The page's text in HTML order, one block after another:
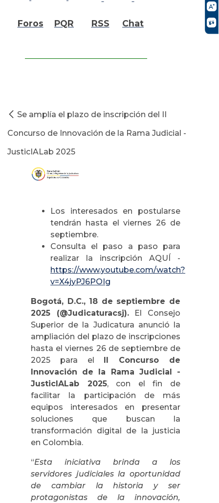
Foros PQR RSS Chat
Se amplía el plazo de inscripción del II
Concurso de Innovación de la Rama Judicial -
JusticIALab 2025
Los interesados en postularse
tendrán hasta el viernes 26 de
septiembre.
Consulta el paso a paso para
realizar la inscripción AQUÍ -
https://www.youtube.com/watch?
v=X4jyPJ6POIg
Bogotá, D.C., 18 de septiembre de
2025 (@Judicaturacsj).El Consejo
Superior de la Judicatura anunció la
ampliación del plazo de inscripciones
hasta el viernes 26 de septiembre de
2025 para el II Concurso de
Innovación de la Rama Judicial -
JusticIALab 2025, con el fin de
facilitar la participación de más
equipos interesados en presentar
soluciones que buscan la
transformación digital de la justicia
en Colombia.
“Esta iniciativa brinda a los
servidores judiciales la oportunidad
de cambiar la historia y ser
protagonistas de la innovación,